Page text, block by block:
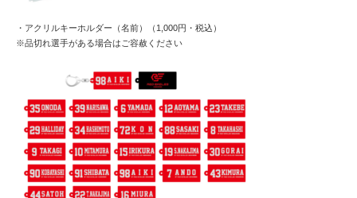
・アクリルキーホルダー（名前）（1,000円・税込）
※品切れ選手がある場合はご容赦ください